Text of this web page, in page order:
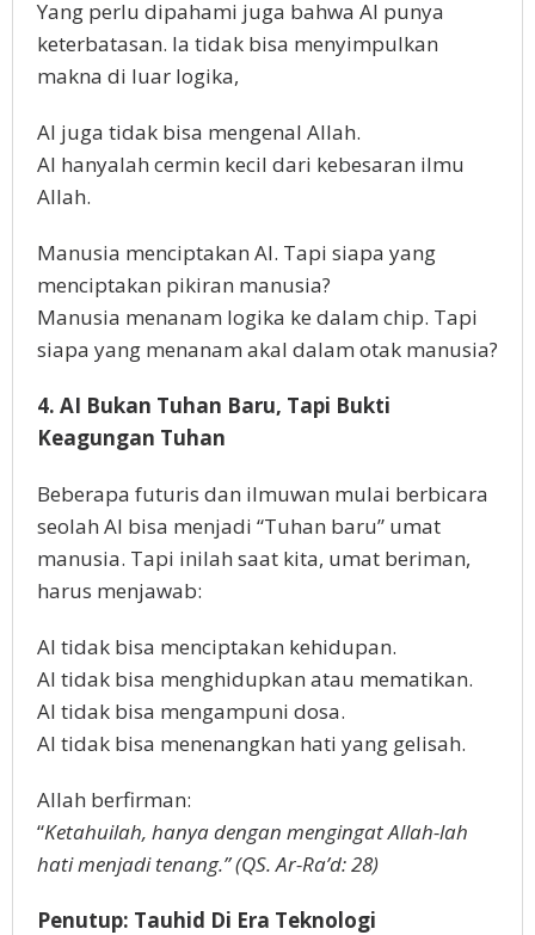
Yang perlu dipahami juga bahwa AI punya
keterbatasan. Ia tidak bisa menyimpulkan
makna di luar logika,
AI juga tidak bisa mengenal Allah.
AI hanyalah cermin kecil dari kebesaran ilmu
Allah.
Manusia menciptakan AI. Tapi siapa yang
menciptakan pikiran manusia?
Manusia menanam logika ke dalam chip. Tapi
siapa yang menanam akal dalam otak manusia?
4. AI Bukan Tuhan Baru, Tapi Bukti
Keagungan Tuhan
Beberapa futuris dan ilmuwan mulai berbicara
seolah AI bisa menjadi “Tuhan baru” umat
manusia. Tapi inilah saat kita, umat beriman,
harus menjawab:
AI tidak bisa menciptakan kehidupan.
AI tidak bisa menghidupkan atau mematikan.
AI tidak bisa mengampuni dosa.
AI tidak bisa menenangkan hati yang gelisah.
Allah berfirman:
“Ketahuilah, hanya dengan mengingat Allah-lah
hati menjadi tenang.” (QS. Ar-Ra’d: 28)
Penutup: Tauhid Di Era Teknologi